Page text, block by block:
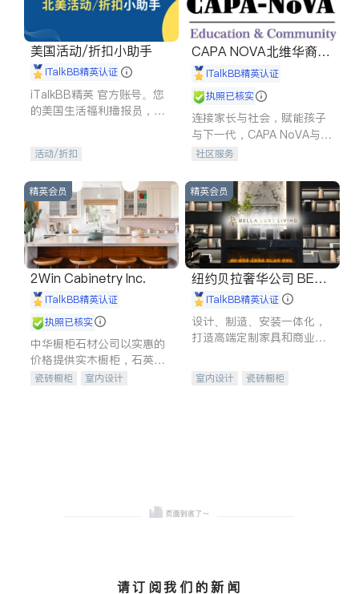
美国活动/折扣小助手
iTalkBB精英认证
iTalkBB精英 官方账号。您
的美国生活福利播报员，精
专属福利。
活动/折扣
CAPA NOVA北维华裔家
长会iTalkBB精英认证
执照已核实
连接家长与社会，赋能孩子
与下一代，CAPA NoVA与您
携手建设包容、公平、充满
社区服务
精英会员
2Win Cabinetry Inc.
iTalkBB精英认证
执照已核实
中华橱柜石材公司以实惠的
价格提供实木橱柜，石英石
台面，多种优质不锈钢水
瓷砖橱柜
室内设计
精英会员
纽约贝拉奢华公司 BELL
A LUXE
iTalkBB精英认证
设计、制造、安装一体化，
打造高端定制家具和商业空
室内设计
瓷砖橱柜
请订阅我们的新闻